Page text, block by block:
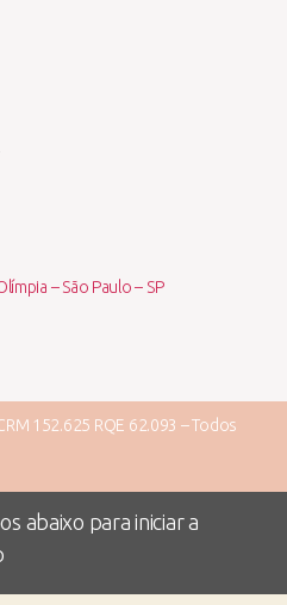
– São Paulo – SP
152.625 RQE 62.093 – Todos
abaixo para iniciar a